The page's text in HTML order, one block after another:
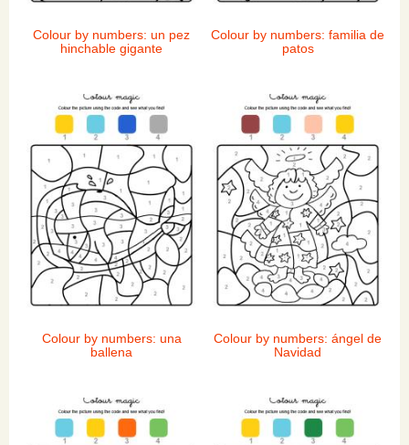
Colour by numbers: un pez
hinchable gigante
Colour by numbers: familia de
patos
Colour by numbers: una
ballena
Colour by numbers: ángel de
Navidad